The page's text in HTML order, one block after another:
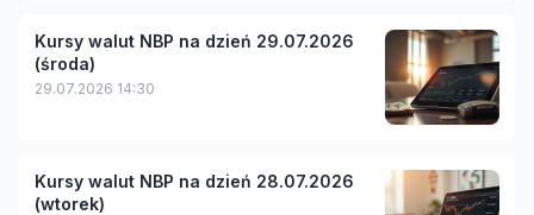
Kursy walut NBP na dzień 29.07.2026
(środa)
29.07.2026 14:30
Kursy walut NBP na dzień 28.07.2026
(wtorek)